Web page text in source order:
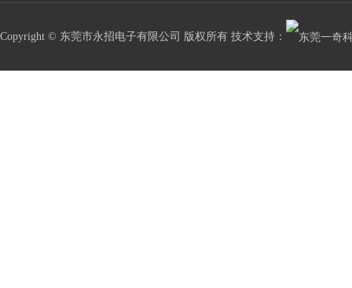
Copyright © 东莞市永招电子有限公司 版权所有 技术支持：